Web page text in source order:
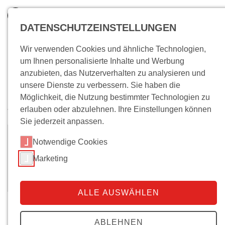
Wo bin ich?
Dr.Regina Mühlhäuser
+49 40 5247216-82
Biografie
DATENSCHUTZEINSTELLUNGEN
Wir verwenden Cookies und ähnliche Technologien,
um Ihnen personalisierte Inhalte und Werbung
anzubieten, das Nutzerverhalten zu analysieren und
unsere Dienste zu verbessern. Sie haben die
Möglichkeit, die Nutzung bestimmter Technologien zu
erlauben oder abzulehnen. Ihre Einstellungen können
Sie jederzeit anpassen.
Notwendige Cookies
Marketing
ALLE AUSWÄHLEN
ABLEHNEN